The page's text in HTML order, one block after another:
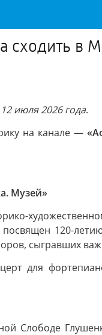
в
июля 2026 года.
на канале —
Музей»
посвящен 120-
сыгравших
для
Слободе